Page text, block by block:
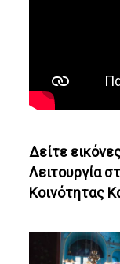
Δείτε
Λειτουργία
Κοινότητας